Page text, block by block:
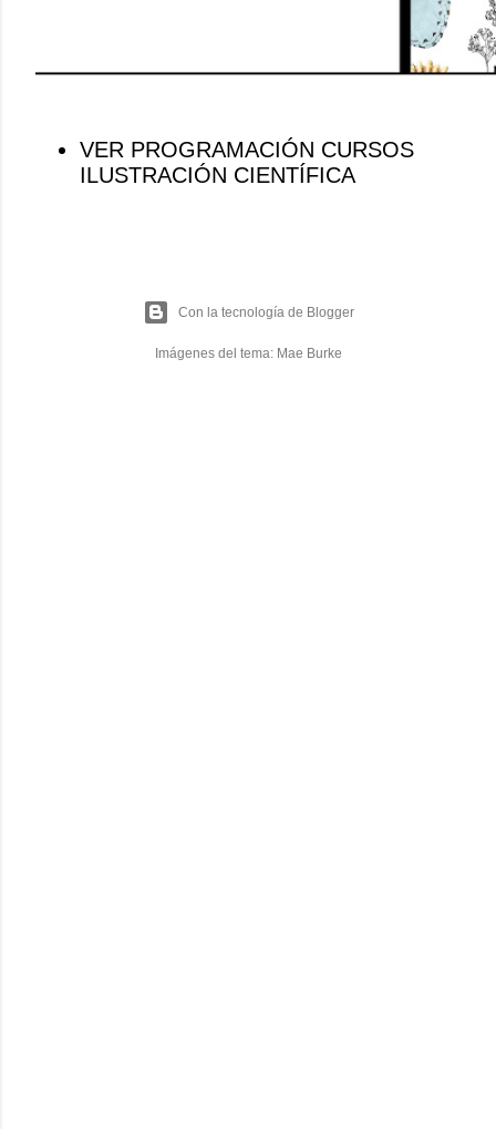
VER PROGRAMACIÓN CURSOS
ILUSTRACIÓN CIENTÍFICA
Con la tecnología de Blogger
Imágenes del tema: Mae Burke